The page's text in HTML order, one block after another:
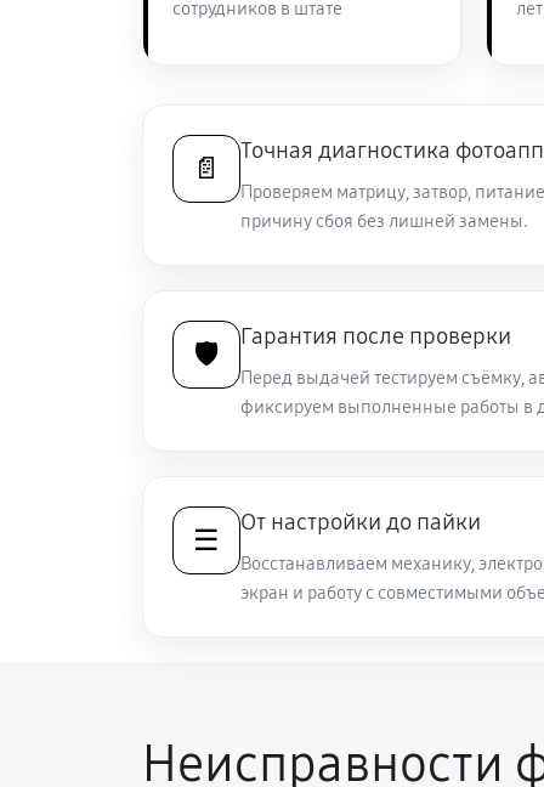
Замена линз фотоаппарата Sony
Замена диска управления
Замена вспышки фотоаппарата
Комплексная чистка
сотрудников в штате
📄
Точная диагностика
Проверяем матрицу, затвор,
причину сбоя без лишней замены.
🛡️
Гарантия после проверки
Перед выдачей тестируем съёмку,
фиксируем выполненные работы в
☰
От настройки до пайки
Восстанавливаем механику,
экран и работу с совместимыми
Неисправности